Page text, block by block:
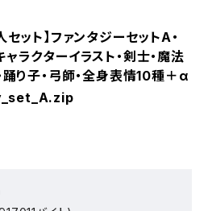
ット】ファンタジーセットA・
ラクターイラスト・剣士・魔法
踊り子・弓師・全身表情10種＋α